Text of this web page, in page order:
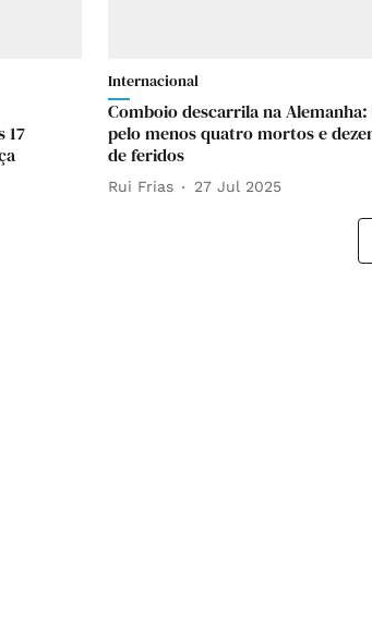
17
Internacional
Comboio descarrila na Alemanha:
pelo menos quatro mortos e
de feridos
Rui Frias 27 Jul 2025